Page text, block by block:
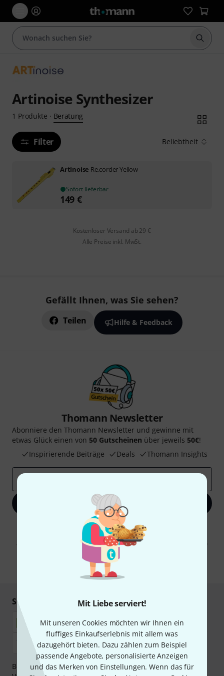
Mit Liebe serviert!
Mit unseren Cookies möchten wir Ihnen ein
fluffiges Einkaufserlebnis mit allem was
dazugehört bieten. Dazu zählen zum Beispiel
passende Angebote, personalisierte Anzeigen
und das Merken von Einstellungen. Wenn das für
Suche
Artinoise Synthesizer
1 Produkte · Beratung
Filter Beliebtheit
Artinoise Re.corder Yellow
Sofort lieferbar
149 €
Kostenloser Versand ab 29 €
Alle Preise inkl. MwSt.
Gefällt Ihnen, was Sie sehen?
Teilen Hilfe & Feedback
Thomann Newsletter
Abonniere den Thomann Newsletter und gewinne mit
etwas Glück einen von 50 Gutscheinen über jeweils 50€!
Inspirierende Beiträge
Deals Thomann Insights
Jetzt anmelden
Mit Klick auf „Jetzt anmelden“ stimmen Sie dem Erhalt von E-Mail-
Werbung und einer Messung des E-Mail-Nutzungsverhaltens zu. Die
Abmeldung ist jederzeit möglich. Weitere Informationen finden Sie in
Datenschutzhinweisen
* Pflichtfeld
Sicher einkaufen & bezahlen
Bezahlen Sie vertraulich und sicher per Nachnahme,